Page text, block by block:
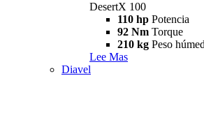
DesertX 100
110 hp Potencia
92 Nm Torque
210 kg Peso
Lee Mas
Diavel